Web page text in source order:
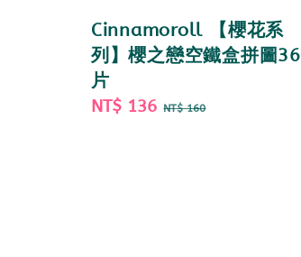
Cinnamoroll 【櫻花系
列】櫻之戀空鐵盒拼圖36
片
Sale
NT$ 136 Regular
NT$ 160